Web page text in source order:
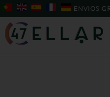
Skip
to
content
ENVIOS